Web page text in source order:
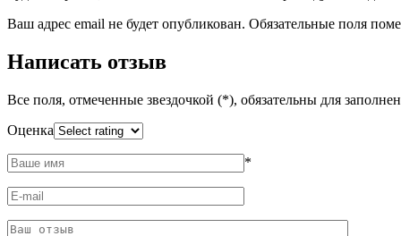
Ваш адрес email не будет опубликован. Обязательные поля
Написать отзыв
Все поля, отмеченные звездочкой (*), обязательны для
Оценка
*